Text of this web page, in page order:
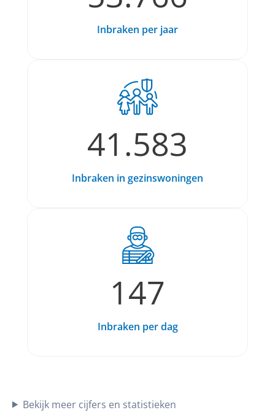
Inbraken per jaar
41.583
Inbraken in gezinswoningen
147
Inbraken per dag
Bekijk meer cijfers en statistieken